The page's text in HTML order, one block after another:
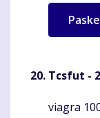
Tcsfut -
viagra